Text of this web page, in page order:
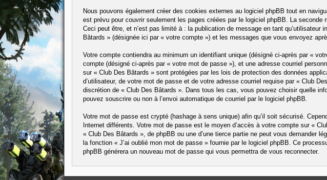
Nous pouvons également créer des cookies externes au logiciel phpBB tout en
est prévu pour couvrir seulement les pages créées par le logiciel phpBB. La
Ceci peut être, et n’est pas limité à : la publication de message en tant
Bâtards » (désignée ici par « votre compte ») et les messages que vous envoyez
Votre compte contiendra au minimum un identifiant unique (désigné ci-après par «
compte (désigné ci-après par « votre mot de passe »), et une adresse courriel
sur « Club Des Bâtards » sont protégées par les lois de protection des données
d’utilisateur, de votre mot de passe et de votre adresse courriel requise par « Club
discrétion de « Club Des Bâtards ». Dans tous les cas, vous pouvez choisir quelle
pouvez souscrire ou non à l’envoi automatique de courriel par le logiciel phpBB.
Votre mot de passe est crypté (hashage à sens unique) afin qu’il soit sécurisé.
Internet différents. Votre mot de passe est le moyen d’accès à votre compte sur «
« Club Des Bâtards », de phpBB ou une d’une tierce partie ne peut vous demander
la fonction « J’ai oublié mon mot de passe » fournie par le logiciel phpBB. Ce
phpBB générera un nouveau mot de passe qui vous permettra de vous reconnecter.